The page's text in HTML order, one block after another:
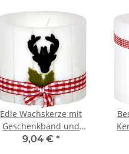
Edle Wachskerze mit
Geschenkband und
Rentierkopf
9,04 € *